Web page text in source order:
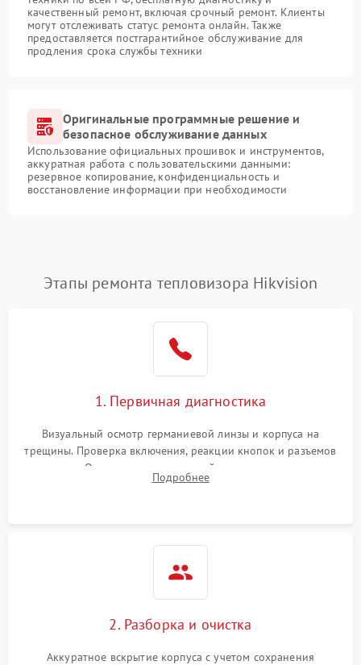
качественный ремонт, включая срочный ремонт. Клиенты
могут отслеживать статус ремонта онлайн. Также
предоставляется постгарантийное обслуживание для
продления срока службы техники
Оригинальные программные решение и
безопасное обслуживание данных
Использование официальных прошивок и инструментов,
аккуратная работа с пользовательскими данными:
резервное копирование, конфиденциальность и
восстановление информации при необходимости
Этапы ремонта тепловизора Hikvision
1. Первичная диагностика
Визуальный осмотр германиевой линзы и корпуса на
трещины. Проверка включения, реакции кнопок и разъемов
зарядки. Оценка вывода тепловой сигнатуры на экран,
проверка базовых функций и считывание системных
Подробнее
2. Разборка и очистка
Аккуратное вскрытие корпуса с учетом сохранения